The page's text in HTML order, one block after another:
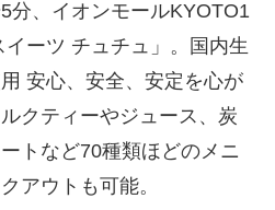
分、イオンモールKYOTO1
ーツ チュチュ」。国内生
安心、安全、安定を心が
クティーやジュース、炭
トなど70種類ほどのメニ
アウトも可能。